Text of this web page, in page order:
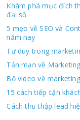
Khám phá mục đích
đại số
5 mẹo về SEO và
năm nay
Tư duy trong
Tản mạn về
Bộ video về
15 cách tiếp cận
Cách thu thập lead